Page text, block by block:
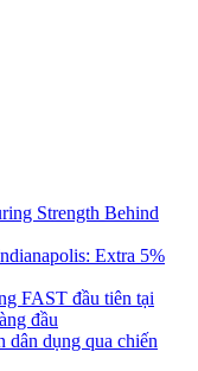
Strength Behind
Extra 5%
FAST đầu tiên tại
đầu
dân dụng qua chiến